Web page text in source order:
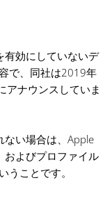
有効にしていないデ
で、同社は2019年
アナウンスしていま
ない場合は、Apple
およびプロファイル
うことです。